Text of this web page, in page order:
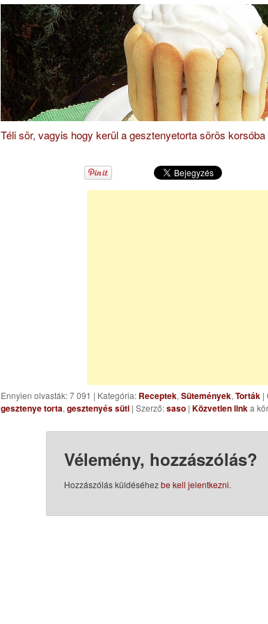
Téli sör, vagyis hogy kerül a gesztenyetorta sörös korsóba
Ennyien olvasták: 7 091 | Kategória: Receptek, Sütemények, Torták |
gesztenye torta, gesztenyés süti | Szerző:saso | Közvetlen linka
Vélemény, hozzászólás?
Hozzászólás küldéséhezbe kell jelentkezni.